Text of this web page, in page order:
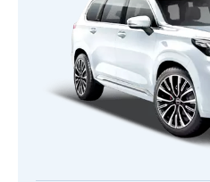
8 800
с 08:00 по
Привольная